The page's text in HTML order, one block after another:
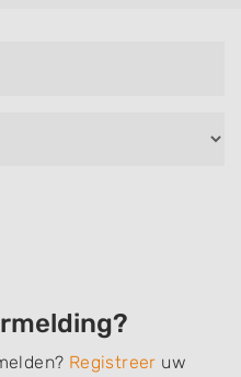
Registreer uw